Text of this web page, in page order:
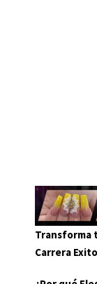
Transforma
Carrera